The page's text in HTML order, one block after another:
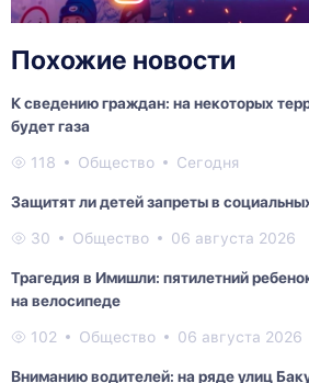
Похожие новости
К сведению граждан: на некоторых
будет газа
118 Общество Сегодня
Защитят ли детей запреты в
30 Общество 06 августа 2026
Трагедия в Имишли: пятилетний
на велосипеде
102 Общество 06 августа 2026
Вниманию водителей: на ряде улиц